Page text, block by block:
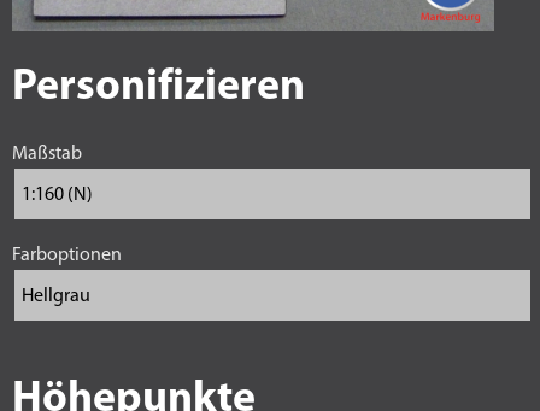
Personifizieren
Maßstab
Farboptionen
Höhepunkte